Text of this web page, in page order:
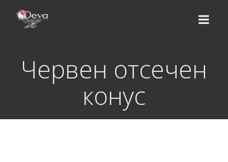
НАЧАЛО
Червен отсечен
конус